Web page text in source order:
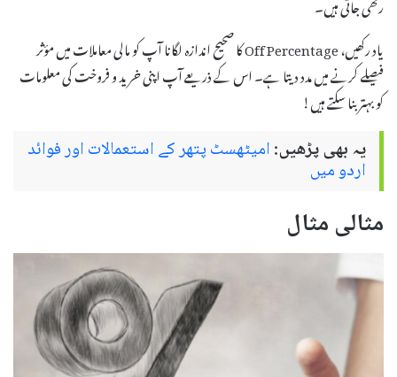
یاد رکھیں، Off Percentage کا صحیح اندازہ لگانا آپ کو مالی معاملات میں مؤثر
فیصلے کرنے میں مدد دیتا ہے۔ اس کے ذریعے آپ اپنی خرید و فروخت کی معلومات
کو بہتر بنا سکتے ہیں!
یہ بھی پڑھیں:امیٹھسٹ پتھر کے استعمالات اور فوائد
اردو میں
مثالی مثال